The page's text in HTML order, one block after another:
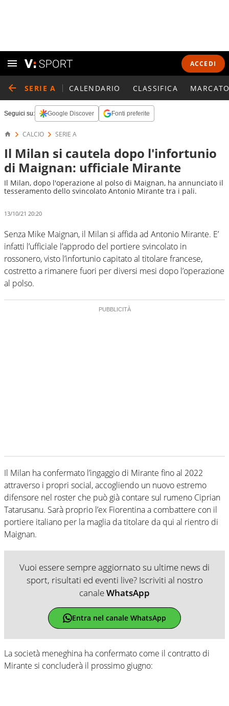
ACCEDI
SERIE A CALENDARIO CLASSIFICA
Seguici su: Google Discover Fonti preferite
CALCIO SERIE A
Il Milan si cautela dopo l'infortunio
di Maignan: ufficiale Mirante
Il Milan, dopo l'operazione al polso di Maignan, ha annunciato il
tesseramento dello svincolato Antonio Mirante tra i pali.
13/10/21 20:20
Senza Mike Maignan, il Milan si affida ad Antonio Mirante. E’
infatti l’ufficiale l’approdo del portiere svincolato in
rossonero, visto l’infortunio capitato al titolare francese,
costretto a rimanere fuori per diversi mesi dopo l’operazione
al polso.
Il Milan ha confermato l’ingaggio di Mirante fino al 2022
attraverso i propri social, accogliendo un nuovo estremo
difensore nel roster che può già contare sul rumeno Ciprian
Tatarusanu. Sarà proprio l’ex Fiorentina a combattere con il
portiere italiano per la maglia da titolare da qui al rientro di
Maignan.
Vuoi essere sempre aggiornato su ultime news di
sport, risultati ed eventi live? Iscriviti al nostro
canaleWhatsApp
Entra nel canale WhatsApp
La società meneghina ha confermato come il contratto di
Mirante si concluderà il prossimo giugno: